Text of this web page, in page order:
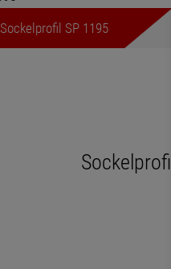
Sockelprofil SP 1195